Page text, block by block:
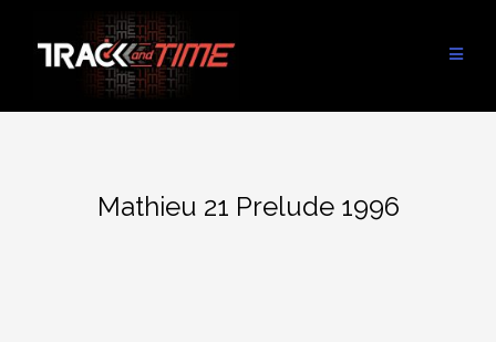
contenu
Mathieu 21 Prelude 1996